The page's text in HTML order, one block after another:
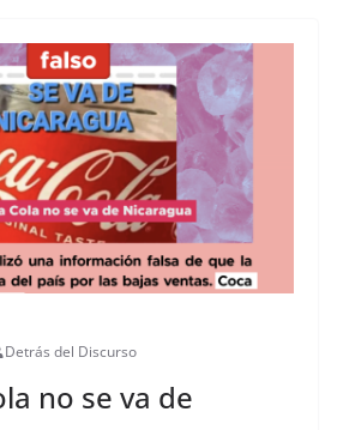
Detrás del Discurso
no se va de